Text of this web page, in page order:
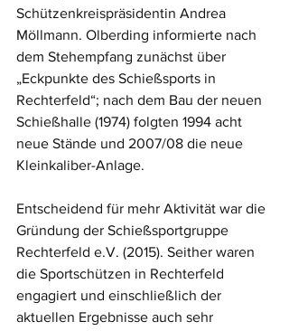
Schützenkreispräsidentin Andrea
Möllmann. Olberding informierte nach
dem Stehempfang zunächst über
„Eckpunkte des Schießsports in
Rechterfeld“; nach dem Bau der neuen
Schießhalle (1974) folgten 1994 acht
neue Stände und 2007/08 die neue
Kleinkaliber-Anlage.
Entscheidend für mehr Aktivität war die
Gründung der Schießsportgruppe
Rechterfeld e.V. (2015). Seither waren
die Sportschützen in Rechterfeld
engagiert und einschließlich der
aktuellen Ergebnisse auch sehr